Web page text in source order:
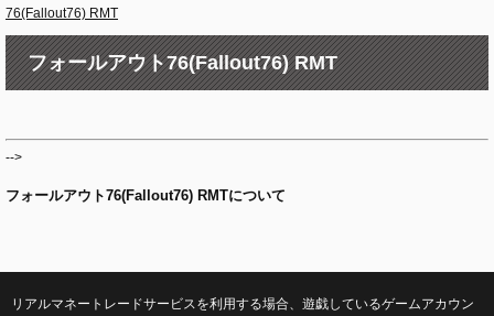
76(Fallout76) RMT
フォールアウト76(Fallout76) RMT
-->
フォールアウト76(Fallout76) RMTについて
リアルマネートレードサービスを利用する場合、遊戯しているゲームアカウン